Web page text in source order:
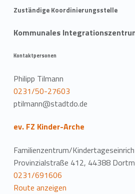
Zuständige Koordinierungsstelle
Kommunales
Kontaktpersonen
Philipp Tilmann
0231/50-27603
ptilmann@stadtdo.de
ev. FZ Kinder-Arche
Familienzentrum/
Provinzialstraße 412, 44388
0231/691606
Route anzeigen